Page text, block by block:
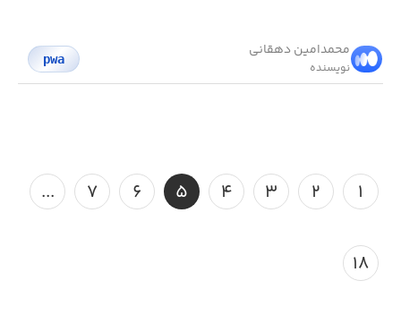
محمد‌امین دهقانی
نویسنده
pwa
۱ ۲ ۳ ۴ ۵ ۶ ۷ ...
۱۸